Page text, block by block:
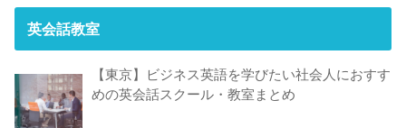
英会話教室
【東京】ビジネス英語を学びたい社会人におすす
めの英会話スクール・教室まとめ